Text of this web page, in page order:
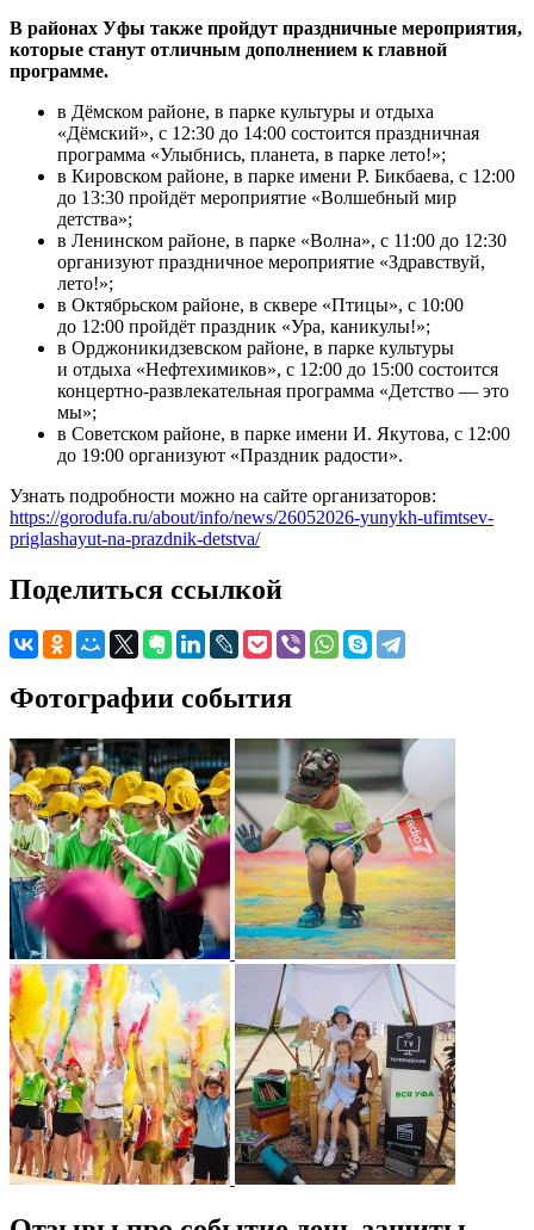
В районах Уфы также пройдут праздничные мероприятия,
которые станут отличным дополнением к главной
программе.
в Дёмском районе, в парке культуры и отдыха
«Дёмский», с 12:30 до 14:00 состоится праздничная
программа «Улыбнись, планета, в парке лето!»;
в Кировском районе, в парке имени Р. Бикбаева, с 12:00
до 13:30 пройдёт мероприятие «Волшебный мир
детства»;
в Ленинском районе, в парке «Волна», с 11:00 до 12:30
организуют праздничное мероприятие «Здравствуй,
лето!»;
в Октябрьском районе, в сквере «Птицы», с 10:00
до 12:00 пройдёт праздник «Ура, каникулы!»;
в Орджоникидзевском районе, в парке культуры
и отдыха «Нефтехимиков», с 12:00 до 15:00 состоится
концертно‑развлекательная программа «Детство — это
мы»;
в Советском районе, в парке имени И. Якутова, с 12:00
до 19:00 организуют «Праздник радости».
Узнать подробности можно на сайте организаторов:
https://gorodufa.ru/about/info/news/26052026-yunykh-ufimtsev-
priglashayut-na-prazdnik-detstva/
Поделиться ссылкой
Фотографии события